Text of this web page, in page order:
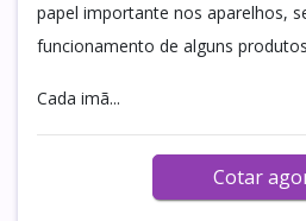
papel importante nos aparelhos,
funcionamento de alguns
Cada imã...
Cotar